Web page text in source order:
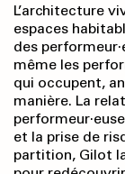
L’architecture
espaces
des
même les
qui occupent,
manière. La
et la prise de
partition, Gilot